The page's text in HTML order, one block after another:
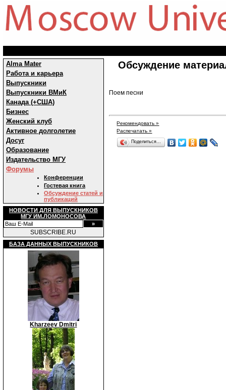
Alma Mater
Работа и карьера
Выпускники
Выпускники ВМиК
Канада (+США)
Бизнес
Женский клуб
Активное долголетие
Досуг
Образование
Издательство МГУ
Форумы
Конференции
Гостевая книга
Обсуждение статей и
публикаций
НОВОСТИ ДЛЯ ВЫПУСКНИКОВ
МГУ ИМ.ЛОМОНОСОВА
SUBSCRIBE.RU
БАЗА ДАННЫХ ВЫПУСКНИКОВ
Kharzeev Dmitri
Обсуждение
Поем песни
Рекомендовать »
Распечатать »
Поделиться…